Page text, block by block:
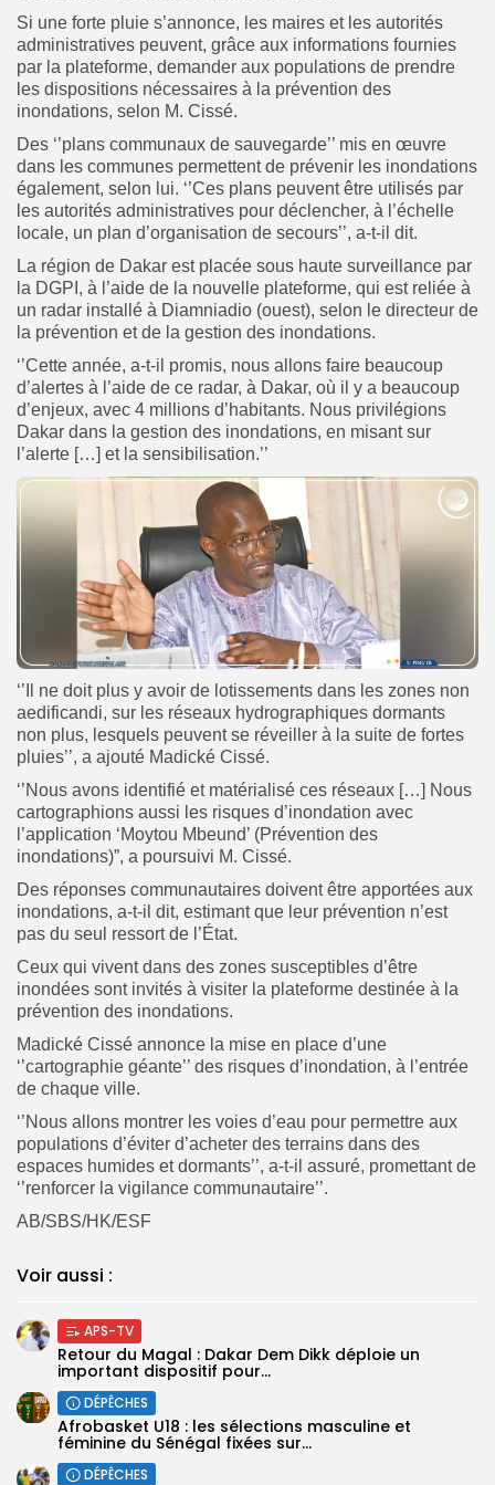
Si une forte pluie s’annonce, les maires et les autorités
administratives peuvent, grâce aux informations fournies
par la plateforme, demander aux populations de prendre
les dispositions nécessaires à la prévention des
inondations, selon M. Cissé.
Des ‘’plans communaux de sauvegarde’’ mis en œuvre
dans les communes permettent de prévenir les inondations
également, selon lui. ‘’Ces plans peuvent être utilisés par
les autorités administratives pour déclencher, à l’échelle
locale, un plan d’organisation de secours’’, a-t-il dit.
La région de Dakar est placée sous haute surveillance par
la DGPI, à l’aide de la nouvelle plateforme, qui est reliée à
un radar installé à Diamniadio (ouest), selon le directeur de
la prévention et de la gestion des inondations.
‘’Cette année, a-t-il promis, nous allons faire beaucoup
d’alertes à l’aide de ce radar, à Dakar, où il y a beaucoup
d’enjeux, avec 4 millions d’habitants. Nous privilégions
Dakar dans la gestion des inondations, en misant sur
l’alerte […] et la sensibilisation.’’
‘’Il ne doit plus y avoir de lotissements dans les zones non
aedificandi, sur les réseaux hydrographiques dormants
non plus, lesquels peuvent se réveiller à la suite de fortes
pluies’’, a ajouté Madické Cissé.
‘’Nous avons identifié et matérialisé ces réseaux […] Nous
cartographions aussi les risques d’inondation avec
l’application ‘Moytou Mbeund’ (Prévention des
inondations)”, a poursuivi M. Cissé.
Des réponses communautaires doivent être apportées aux
inondations, a-t-il dit, estimant que leur prévention n’est
pas du seul ressort de l’État.
Ceux qui vivent dans des zones susceptibles d’être
inondées sont invités à visiter la plateforme destinée à la
prévention des inondations.
Madické Cissé annonce la mise en place d’une
‘’cartographie géante’’ des risques d’inondation, à l’entrée
de chaque ville.
‘’Nous allons montrer les voies d’eau pour permettre aux
populations d’éviter d’acheter des terrains dans des
espaces humides et dormants’’, a-t-il assuré, promettant de
‘’renforcer la vigilance communautaire’’.
AB/SBS/HK/ESF
Voir aussi :
APS-TV
Retour du Magal : Dakar Dem Dikk déploie un
important dispositif pour...
DÉPÊCHES
‎Afrobasket U18 : les sélections masculine et
féminine du Sénégal fixées sur...
DÉPÊCHES